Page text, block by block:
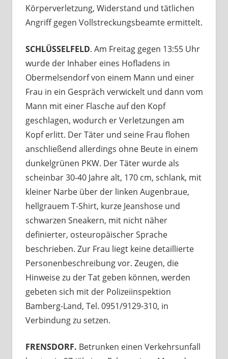
Körperverletzung, Widerstand und tätlichen
Angriff gegen Vollstreckungsbeamte ermittelt.
SCHLÜSSELFELD. Am Freitag gegen 13:55 Uhr
wurde der Inhaber eines Hofladens in
Obermelsendorf von einem Mann und einer
Frau in ein Gespräch verwickelt und dann vom
Mann mit einer Flasche auf den Kopf
geschlagen, wodurch er Verletzungen am
Kopf erlitt. Der Täter und seine Frau flohen
anschließend allerdings ohne Beute in einem
dunkelgrünen PKW. Der Täter wurde als
scheinbar 30-40 Jahre alt, 170 cm, schlank, mit
kleiner Narbe über der linken Augenbraue,
hellgrauem T-Shirt, kurze Jeanshose und
schwarzen Sneakern, mit nicht näher
definierter, osteuropäischer Sprache
beschrieben. Zur Frau liegt keine detaillierte
Personenbeschreibung vor. Zeugen, die
Hinweise zu der Tat geben können, werden
gebeten sich mit der Polizeiinspektion
Bamberg-Land, Tel. 0951/9129-310, in
Verbindung zu setzen.
FRENSDORF. Betrunken einen Verkehrsunfall